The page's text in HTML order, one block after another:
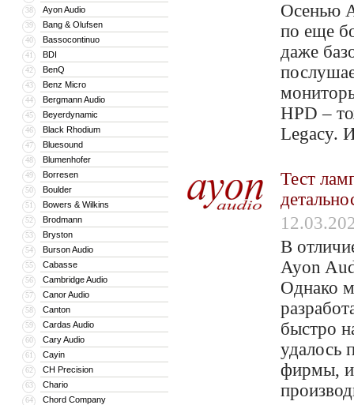
38 Ayon Audio
39 Bang & Olufsen
40 Bassocontinuo
41 BDI
42 BenQ
43 Benz Micro
44 Bergmann Audio
45 Beyerdynamic
46 Black Rhodium
47 Bluesound
48 Blumenhofer
49 Borresen
50 Boulder
51 Bowers & Wilkins
52 Brodmann
53 Bryston
54 Burson Audio
55 Cabasse
56 Cambridge Audio
57 Canor Audio
58 Canton
59 Cardas Audio
60 Cary Audio
61 Cayin
62 CH Precision
63 Chario
64 Chord Company
Осенью
по еще
даже
HPD –
Legacy.
Тест
В
Ayon
Однако
быстро
удалось
фирмы, и